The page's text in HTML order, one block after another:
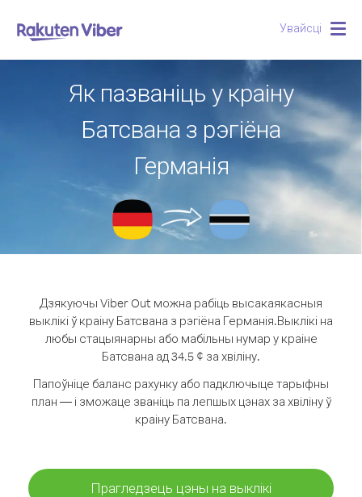
Увайсці
Як пазваніць у краіну
Батсвана з рэгіёна
Германія
Дзякуючы Viber Out можна рабіць высакаякасныя
выклікі ў краіну Батсвана з рэгіёна Германія.Выклікі на
любы стацыянарны або мабільны нумар у краіне
Батсвана ад 34.5 ¢ за хвіліну.
Папоўніце баланс рахунку або падключыце тарыфны
план — і зможаце званіць па лепшых цэнах за хвіліну ў
краіну Батсвана.
Прагледзець цэны на выклікі